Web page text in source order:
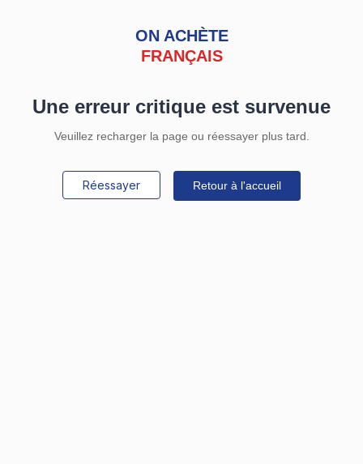
ON ACHÈTE
FRANÇAIS
Une erreur critique est survenue
Veuillez recharger la page ou réessayer plus tard.
Réessayer Retour à l'accueil